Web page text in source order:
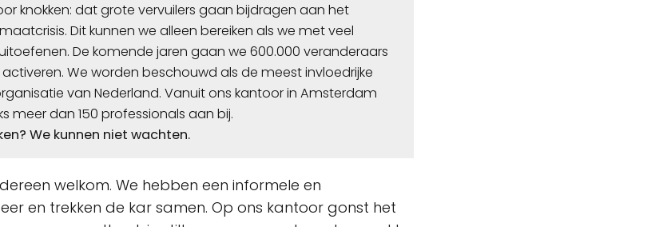
knokken: dat grote vervuilers gaan bijdragen aan het
Dit kunnen we alleen bereiken als we met veel
De komende jaren gaan we 600.000 veranderaars
We worden beschouwd als de meest invloedrijke
van Nederland. Vanuit ons kantoor in Amsterdam
meer dan 150 professionals aan bij.
We kunnen niet wachten.
welkom. We hebben een informele en
en trekken de kar samen. Op ons kantoor gonst het